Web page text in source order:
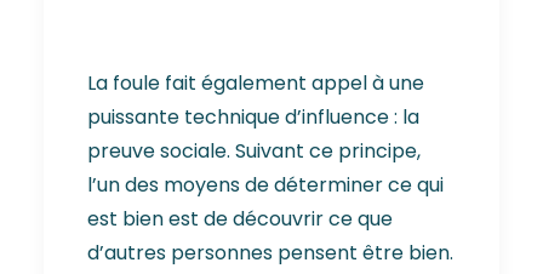
La foule fait également appel à une
puissante technique d’influence : la
preuve sociale. Suivant ce principe,
l’un des moyens de déterminer ce qui
est bien est de découvrir ce que
d’autres personnes pensent être bien.